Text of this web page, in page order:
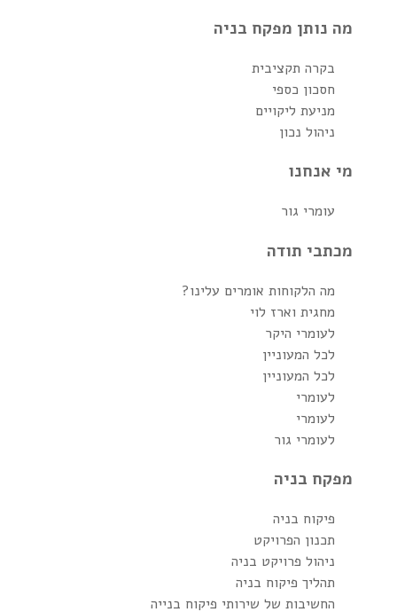
מה נותן מפקח בניה
בקרה תקציבית
חסכון כספי
מניעת ליקויים
ניהול נכון
מי אנחנו
עומרי גור
מכתבי תודה
מה הלקוחות אומרים עלינו?
מחגית וארז לוי
לעומרי היקר
לכל המעוניין
לכל המעוניין
לעומרי
לעומרי
לעומרי גור
מפקח בניה
פיקוח בניה
תכנון הפרויקט
ניהול פרויקט בניה
תהליך פיקוח בניה
החשיבות של שירותי פיקוח בנייה